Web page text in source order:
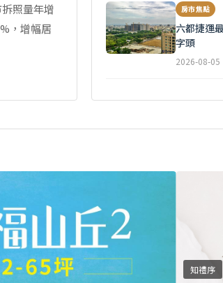
照量年增
，增幅居
房市焦點
六都捷運
字頭
2026-08-05
公園首排
知禮序